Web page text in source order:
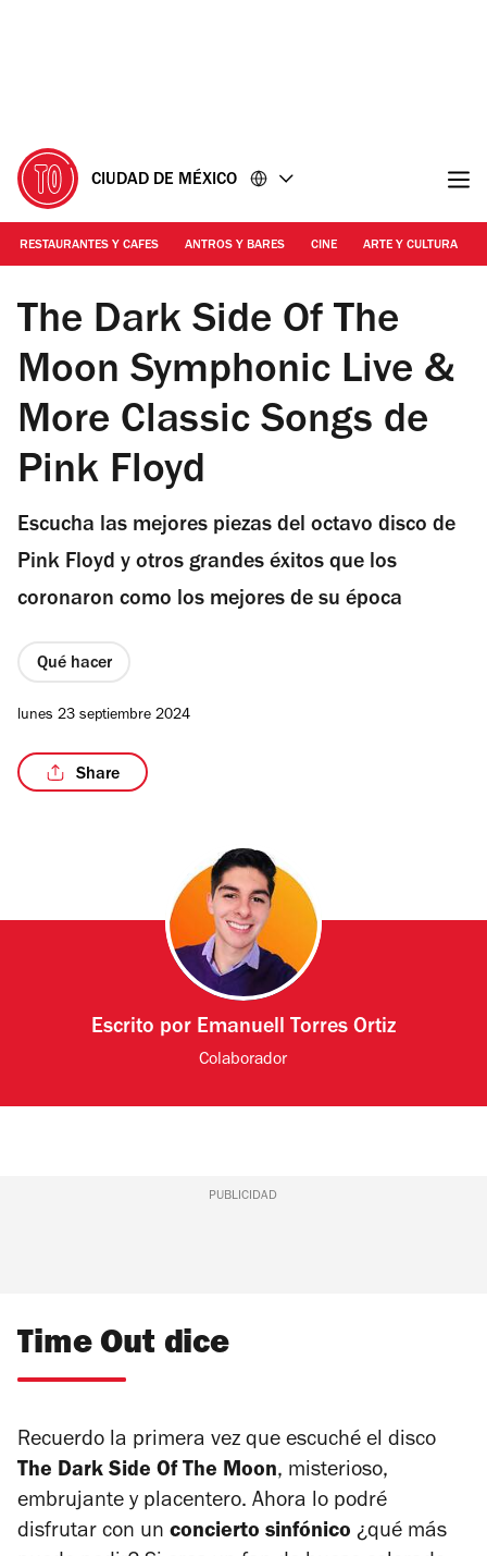
CIUDAD DE MÉXICO
RESTAURANTES Y CAFES ANTROS Y BARES CINE ARTE Y CULTURA
Foto: Cortesía
The Dark Side Of The
Moon Symphonic Live &
More Classic Songs de
Pink Floyd
Escucha las mejores piezas del octavo disco de
Pink Floyd y otros grandes éxitos que los
coronaron como los mejores de su época
Qué hacer
lunes 23 septiembre 2024
Share
Escrito por Emanuell Torres Ortiz
Colaborador
PUBLICIDAD
Time Out dice
Recuerdo la primera vez que escuché el disco
The Dark Side Of The Moon, misterioso,
embrujante y placentero. Ahora lo podré
disfrutar con un concierto sinfónico ¿qué más